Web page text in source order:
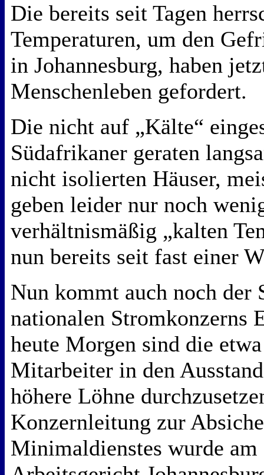
Die bereits seit Tagen
Temperaturen, um den
in Johannesburg, haben
Menschenleben gefordert.
Die nicht auf „Kälte“
Südafrikaner geraten
nicht isolierten Häuser,
geben leider nur noch
verhältnismäßig „kalten
nun bereits seit fast einer
Nun kommt auch noch der
nationalen Stromkonzerns
heute Morgen sind die
Mitarbeiter in den
höhere Löhne
Konzernleitung zur
Minimaldienstes wurde